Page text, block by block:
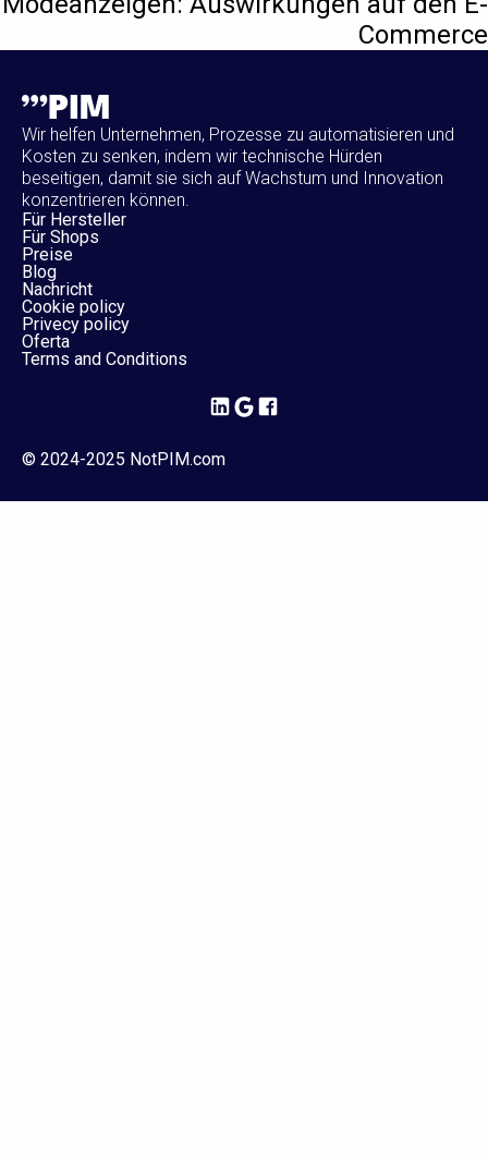
Commerce
Wir helfen Unternehmen, Prozesse zu automatisieren und
Kosten zu senken, indem wir technische Hürden
beseitigen, damit sie sich auf Wachstum und Innovation
konzentrieren können.
Für Hersteller
Für Shops
Preise
Blog
Nachricht
Cookie policy
Privecy policy
Oferta
Terms and Conditions
© 2024-2025 NotPIM.com